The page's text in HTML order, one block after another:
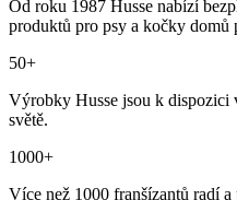
Od roku 1987 Husse nabízí
produktů pro psy a kočky domů
50+
Výrobky Husse jsou k dispozici
světě.
1000+
Více než 1000 franšízantů radí